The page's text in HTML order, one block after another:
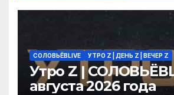
СОЛОВЬЁВLIVE УТРО Z | ДЕНЬ Z | ВЕЧЕР Z
Утро Z |
августа 2026 года